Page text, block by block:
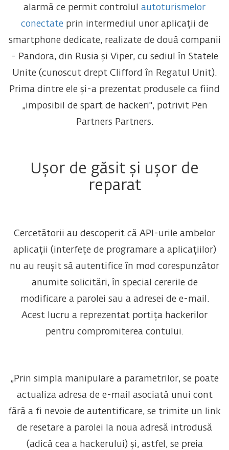
alarmă ce permit controlul autoturismelor
conectateprin intermediul unor aplicații de
smartphone dedicate, realizate de două companii
- Pandora, din Rusia și Viper, cu sediul în Statele
Unite (cunoscut drept Clifford în Regatul Unit).
Prima dintre ele și-a prezentat produsele ca fiind
„imposibil de spart de hackeri", potrivit Pen
Partners Partners.
Ușor de găsit și ușor de
reparat
Cercetătorii au descoperit că API-urile ambelor
aplicații (interfețe de programare a aplicațiilor)
nu au reușit să autentifice în mod corespunzător
anumite solicitări, în special cererile de
modificare a parolei sau a adresei de e-mail.
Acest lucru a reprezentat portița hackerilor
pentru compromiterea contului.
„Prin simpla manipulare a parametrilor, se poate
actualiza adresa de e-mail asociată unui cont
fără a fi nevoie de autentificare, se trimite un link
de resetare a parolei la noua adresă introdusă
(adică cea a hackerului) și, astfel, se preia